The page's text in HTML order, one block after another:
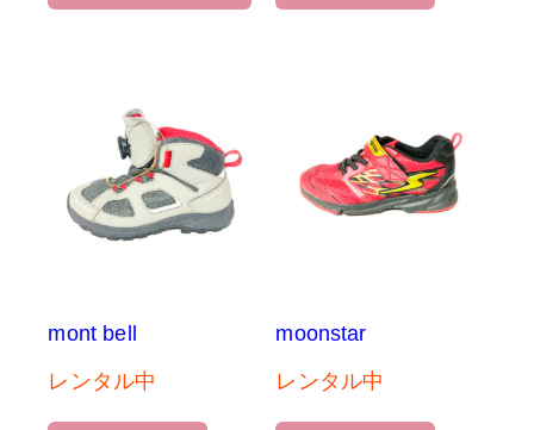
mont bell
レンタル中
moonstar
レンタル中